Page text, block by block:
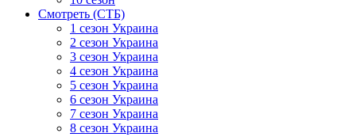
Смотреть (СТБ)
1 сезон Украина
2 сезон Украина
3 сезон Украина
4 сезон Украина
5 сезон Украина
6 сезон Украина
7 сезон Украина
8 сезон Украина